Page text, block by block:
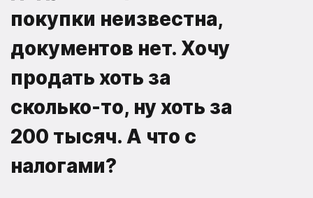
покупки неизвестна,
документов нет. Хочу
продать хоть за
сколько-то, ну хоть за
200 тысяч. А что с
налогами?